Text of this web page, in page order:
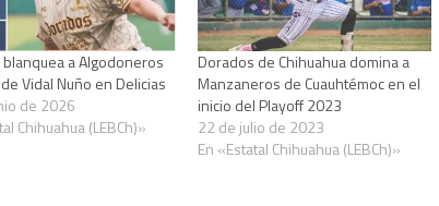
a Algodoneros
Vidal Nuño en Delicias
de 2026
Chihuahua (LEBCh)»
Dorados de Chihuahua domina a
Manzaneros de Cuauhtémoc en el
inicio del Playoff 2023
22 de julio de 2023
En «Estatal Chihuahua (LEBCh)»